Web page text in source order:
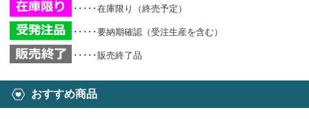
･････在庫限り（終売予定）
･････要納期確認（受注生産を含む）
･････販売終了品
おすすめ商品